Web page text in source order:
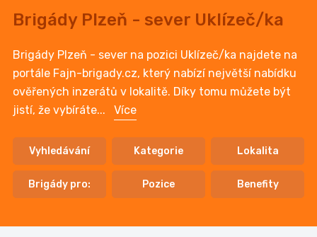
Brigády Plzeň - sever Uklízeč/ka
Brigády Plzeň - sever na pozici Uklízeč/ka najdete na
portále Fajn-brigady.cz, který nabízí největší nabídku
ověřených inzerátů v lokalitě. Díky tomu můžete být
jistí, že vybíráte... Více
Vyhledávání Kategorie Lokalita
Brigády pro: Pozice Benefity